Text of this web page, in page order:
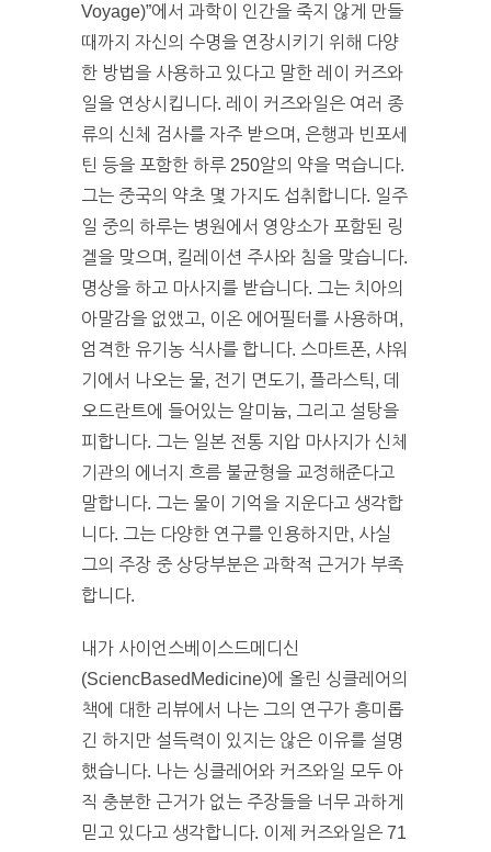
Voyage)”에서 과학이 인간을 죽지 않게 만들
때까지 자신의 수명을 연장시키기 위해 다양
한 방법을 사용하고 있다고 말한 레이 커즈와
일을 연상시킵니다. 레이 커즈와일은 여러 종
류의 신체 검사를 자주 받으며, 은행과 빈포세
틴 등을 포함한 하루 250알의 약을 먹습니다.
그는 중국의 약초 몇 가지도 섭취합니다. 일주
일 중의 하루는 병원에서 영양소가 포함된 링
겔을 맞으며, 킬레이션 주사와 침을 맞습니다.
명상을 하고 마사지를 받습니다. 그는 치아의
아말감을 없앴고, 이온 에어필터를 사용하며,
엄격한 유기농 식사를 합니다. 스마트폰, 샤워
기에서 나오는 물, 전기 면도기, 플라스틱, 데
오드란트에 들어있는 알미늄, 그리고 설탕을
피합니다. 그는 일본 전통 지압 마사지가 신체
기관의 에너지 흐름 불균형을 교정해준다고
말합니다. 그는 물이 기억을 지운다고 생각합
니다. 그는 다양한 연구를 인용하지만, 사실
그의 주장 중 상당부분은 과학적 근거가 부족
합니다.
내가 사이언스베이스드메디신
(SciencBasedMedicine)에 올린 싱클레어의
책에 대한 리뷰에서 나는 그의 연구가 흥미롭
긴 하지만 설득력이 있지는 않은 이유를 설명
했습니다. 나는 싱클레어와 커즈와일 모두 아
직 충분한 근거가 없는 주장들을 너무 과하게
믿고 있다고 생각합니다. 이제 커즈와일은 71